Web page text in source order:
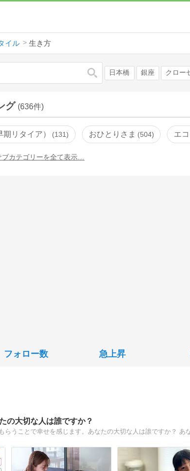
イル 生き方
検索 日本橋 銀座 クロー
グ (636件)
期リタイア） 131 おひとりさま 504 エ
ブカテゴリーを全て表示…
フォロー数 急上昇
の大切な人は誰ですか？
らうことで幸せを感じます。あなたの大切な人は誰ですか？ あ